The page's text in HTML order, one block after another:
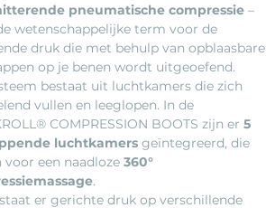
pneumatische compressie –
wetenschappelijke term voor de
druk die met behulp van opblaasbare
op je benen wordt uitgeoefend.
bestaat uit luchtkamers die zich
vullen en leeglopen. In de
COMPRESSION BOOTS zijn er 5
luchtkamers geïntegreerd, die
voor een naadloze 360°
.
er gerichte druk op verschillende